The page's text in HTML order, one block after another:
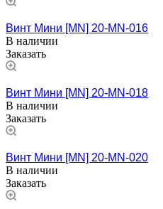
Винт Мини [MN] 20-MN-016
В наличии
Заказать
Винт Мини [MN] 20-MN-018
В наличии
Заказать
Винт Мини [MN] 20-MN-020
В наличии
Заказать